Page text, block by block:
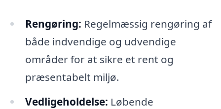
Rengøring: Regelmæssig rengøring af
både indvendige og udvendige
områder for at sikre et rent og
præsentabelt miljø.
Vedligeholdelse: Løbende